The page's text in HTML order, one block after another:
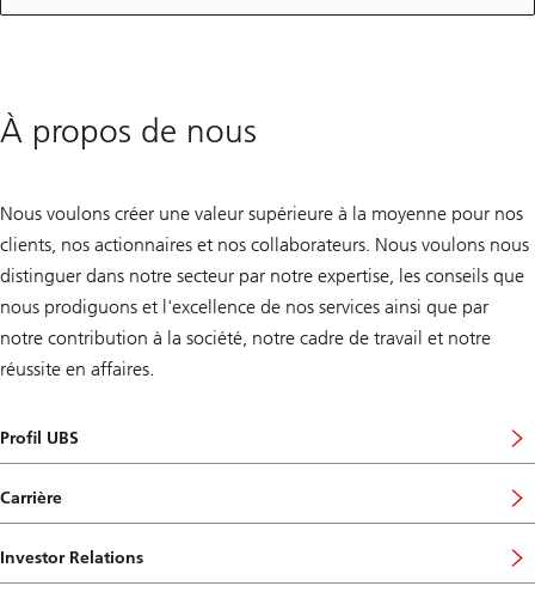
À propos de nous
Nous voulons créer une valeur supérieure à la moyenne pour nos
clients, nos actionnaires et nos collaborateurs. Nous voulons nous
distinguer dans notre secteur par notre expertise, les conseils que
nous prodiguons et l'excellence de nos services ainsi que par
notre contribution à la société, notre cadre de travail et notre
réussite en affaires.
Profil UBS
Carrière
Investor Relations